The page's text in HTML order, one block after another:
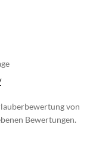
von
Bewertungen.